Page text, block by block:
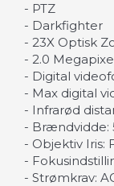
- PTZ
- Darkfighter
- 23X Optisk
- 2.0
- Digital
- Max digital
- Infrarød
- Brændvidde:
- Objektiv Iris:
-
- Strømkrav: